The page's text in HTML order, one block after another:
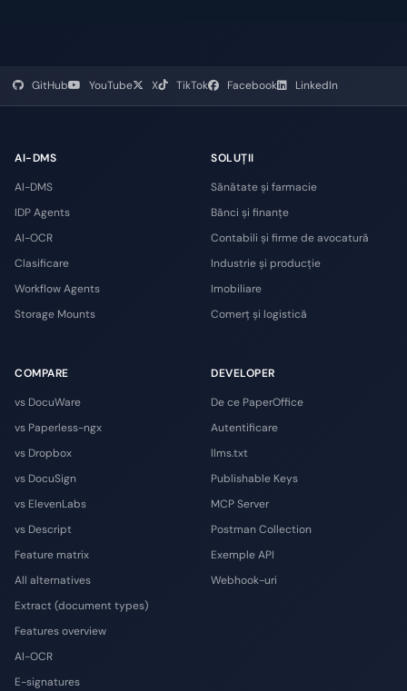
GitHub YouTube X TikTok Facebook LinkedIn
AI-DMS
AI-DMS
IDP Agents
AI-OCR
Clasificare
Workflow Agents
Storage Mounts
SOLUȚII
Sănătate și farmacie
Bănci și finanțe
Contabili și firme de avocatură
Industrie și producție
Imobiliare
Comerț și logistică
COMPARE
vs DocuWare
vs Paperless-ngx
vs Dropbox
vs DocuSign
vs ElevenLabs
vs Descript
Feature matrix
All alternatives
Extract (document types)
Features overview
AI-OCR
E-signatures
DEVELOPER
De ce PaperOffice
Autentificare
llms.txt
Publishable Keys
MCP Server
Postman Collection
Exemple API
Webhook-uri